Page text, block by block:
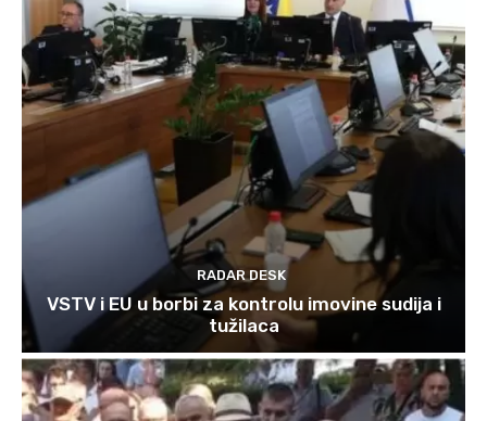
RADAR DESK
VSTV i EU u borbi za kontrolu imovine sudija i
tužilaca